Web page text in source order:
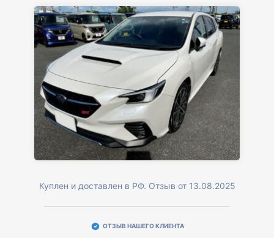
Куплен и доставлен в РФ. Отзыв от 13.08.2025
ОТЗЫВ НАШЕГО КЛИЕНТА